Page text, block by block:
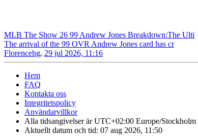
MLB The Show 26 99 Andrew Jones Breakdown:The Ulti
The arrival of the 99 OVR Andrew Jones card has cr
Florencehg, 29 jul 2026, 11:16
Hem
FAQ
Kontakta oss
Integritetspolicy
Användarvillkor
Alla tidsangivelser är UTC+02:00 Europe/Stockholm
Aktuellt datum och tid: 07 aug 2026, 11:50